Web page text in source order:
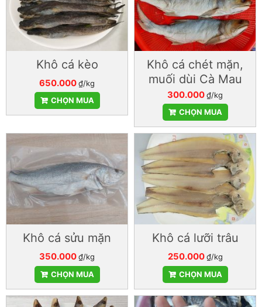
Khô cá kèo
650.000₫/kg
CHỌN MUA
Khô cá chét mặn,
muối dùi Cà Mau
300.000₫/kg
CHỌN MUA
Khô cá sửu mặn
350.000₫/kg
CHỌN MUA
Khô cá lưỡi trâu
250.000 ₫/kg
CHỌN MUA